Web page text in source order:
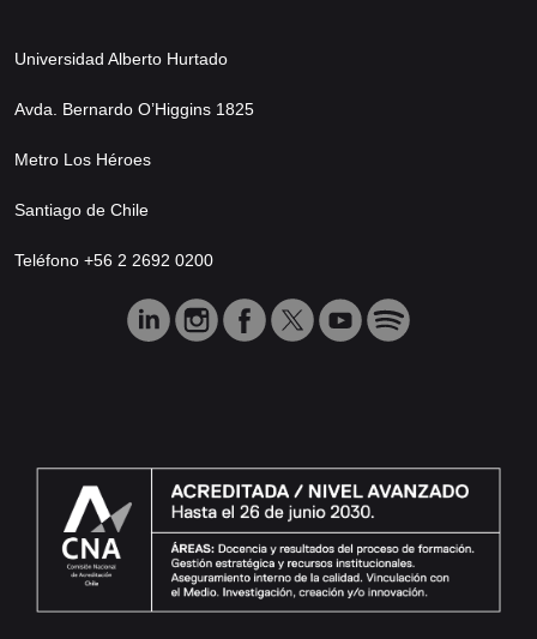
Universidad Alberto Hurtado
Avda. Bernardo O’Higgins 1825
Metro Los Héroes
Santiago de Chile
Teléfono +56 2 2692 0200